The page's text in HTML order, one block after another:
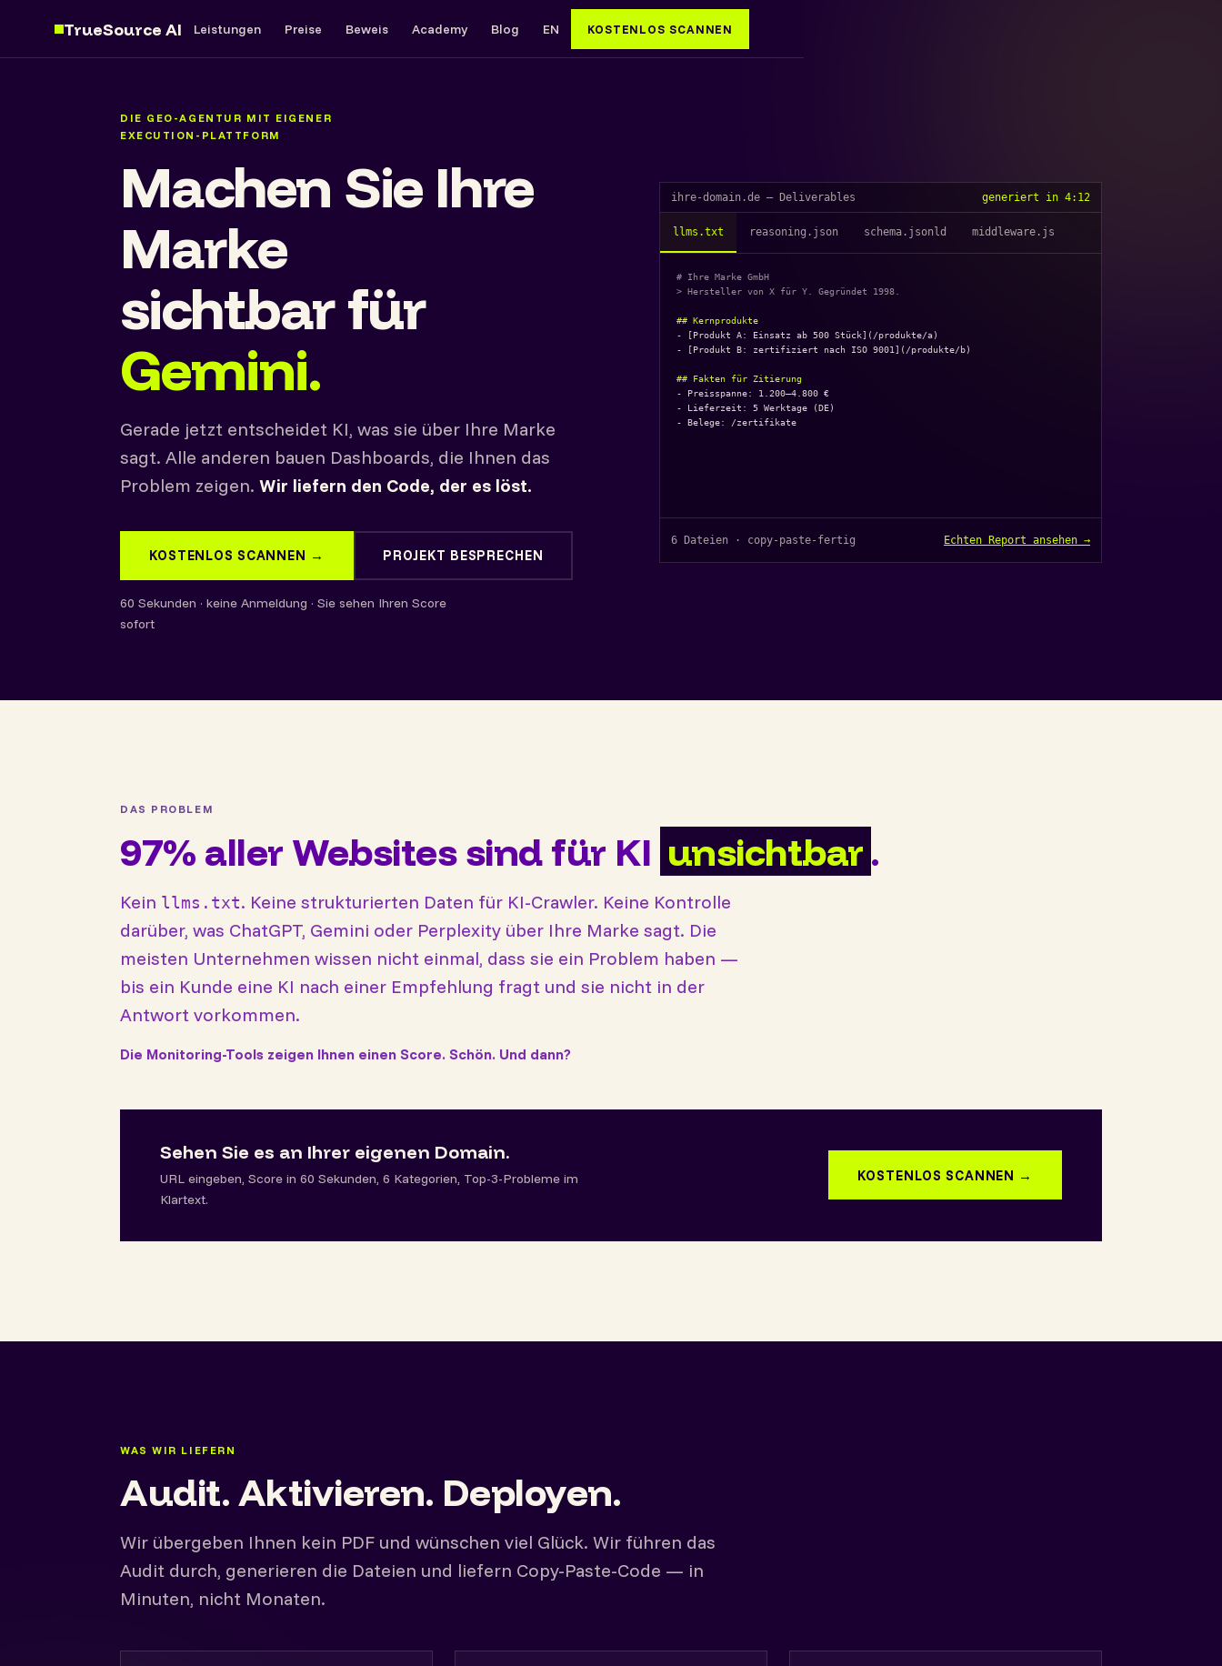
TrueSource AI Leistungen Preise Beweis Academy Blog EN KOSTENLOS SCANNEN
DIE GEO-AGENTUR MIT EIGENER
EXECUTION-PLATTFORM
Machen Sie Ihre
Marke
sichtbar für
Perplexity.
Gerade jetzt entscheidet KI, was sie über Ihre Marke
sagt. Alle anderen bauen Dashboards, die Ihnen das
Problem zeigen. Wir liefern den Code, der es löst.
KOSTENLOS SCANNEN → PROJEKT BESPRECHEN
60 Sekunden · keine Anmeldung · Sie sehen Ihren Score
sofort
ihre-domain.de — Deliverables generiert in 4:12
llms.txt reasoning.json schema.jsonld middleware.js
# Ihre Marke GmbH
> Hersteller von X für Y. Gegründet 1998.
## Kernprodukte
- [Produkt A: Einsatz ab 500 Stück](/produkte/a)
- [Produkt B: zertifiziert nach ISO 9001](/produkte/b)
## Fakten für Zitierung
- Preisspanne: 1.200–4.800 €
- Lieferzeit: 5 Werktage (DE)
- Belege: /zertifikate
6 Dateien · copy-paste-fertig Echten Report ansehen →
DAS PROBLEM
97% aller Websites sind für KI unsichtbar.
Kein llms.txt. Keine strukturierten Daten für KI-Crawler. Keine Kontrolle
darüber, was ChatGPT, Gemini oder Perplexity über Ihre Marke sagt. Die
meisten Unternehmen wissen nicht einmal, dass sie ein Problem haben —
bis ein Kunde eine KI nach einer Empfehlung fragt und sie nicht in der
Antwort vorkommen.
Die Monitoring-Tools zeigen Ihnen einen Score. Schön. Und dann?
Sehen Sie es an Ihrer eigenen Domain.
URL eingeben, Score in 60 Sekunden, 6 Kategorien, Top-3-Probleme im
Klartext.
KOSTENLOS SCANNEN →
WAS WIR LIEFERN
Audit. Aktivieren. Deployen.
Wir übergeben Ihnen kein PDF und wünschen viel Glück. Wir führen das
Audit durch, generieren die Dateien und liefern Copy-Paste-Code — in
Minuten, nicht Monaten.